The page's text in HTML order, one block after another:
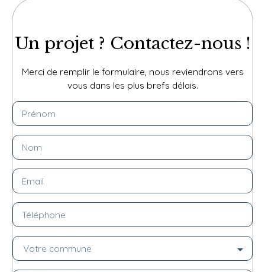
Un projet ? Contactez-nous !
Merci de remplir le formulaire, nous reviendrons vers
vous dans les plus brefs délais.
Prénom
Nom
Email
Téléphone
Votre commune